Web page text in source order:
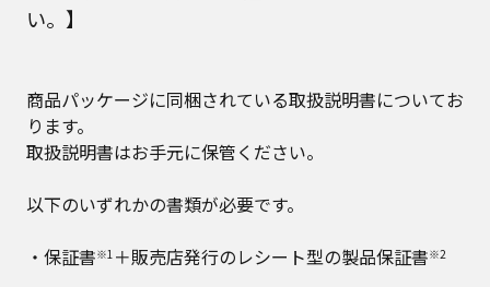
い。】
商品パッケージに同梱されている取扱説明書についてお
ります。
取扱説明書はお手元に保管ください。
以下のいずれかの書類が必要です。
・保証書※1 ＋販売店発行のレシート型の製品保証書※2